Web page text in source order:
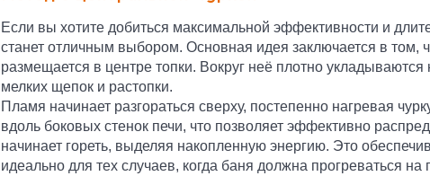
Если вы хотите добиться максимальной эффективности и
станет отличным выбором. Основная идея заключается в том,
размещается в центре топки. Вокруг неё плотно
мелких щепок и растопки.
Пламя начинает разгораться сверху, постепенно нагревая
вдоль боковых стенок печи, что позволяет эффективно
начинает гореть, выделяя накопленную энергию. Это
идеально для тех случаев, когда баня должна прогреваться на